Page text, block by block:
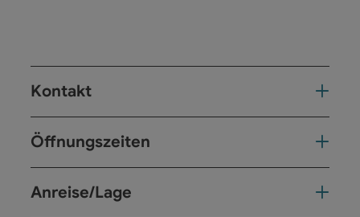
Kontakt
Öffnungszeiten
Anreise/Lage